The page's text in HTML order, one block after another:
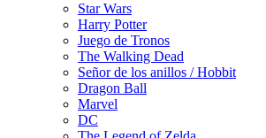
Star Wars
Harry Potter
Juego de Tronos
The Walking Dead
Señor de los anillos / Hobbit
Dragon Ball
Marvel
DC